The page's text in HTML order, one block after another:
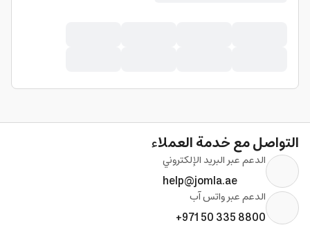
التواصل مع خدمة العملاء
الدعم عبر البريد الإلكتروني
help@jomla.ae
الدعم عبر واتس آب
+971 50 335 8800